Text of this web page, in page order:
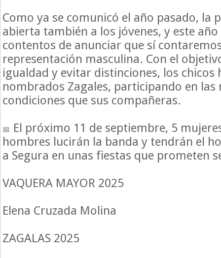
Como ya se comunicó el año pasado, la
abierta también a los jóvenes, y este
contentos de anunciar que sí
representación masculina. Con el
igualdad y evitar distinciones, los chicos
nombrados Zagales, participando en las
condiciones que sus compañeras.
El próximo 11 de septiembre, 5
hombres lucirán la banda y tendrán el
a Segura en unas fiestas que prometen
VAQUERA MAYOR 2025
Elena Cruzada Molina
ZAGALAS 2025